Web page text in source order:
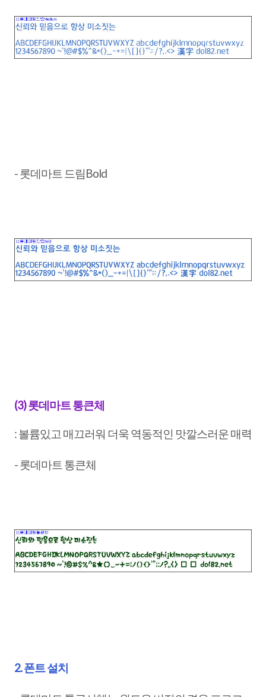
- 롯데마트 드림Bold
(3) 롯데마트 통큰체
: 볼륨있고 매끄러워 더욱 역동적인 맛깔스러운 매력
- 롯데마트 통큰체
2. 폰트 설치